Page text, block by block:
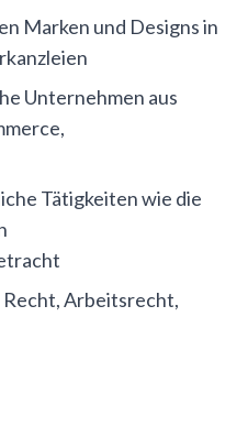
Marken und Designs in
Unternehmen aus
Tätigkeiten wie die
Arbeitsrecht,